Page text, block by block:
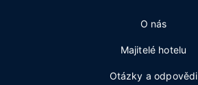
O nás
Majitelé hotelu
Otázky a odpovědi